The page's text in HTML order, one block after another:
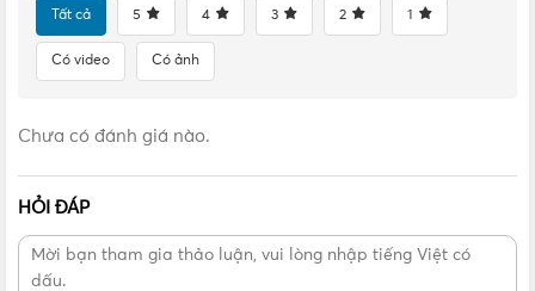
Tất cả 5 4 3 2 1
Có video Có ảnh
Chưa có đánh giá nào.
HỎI ĐÁP